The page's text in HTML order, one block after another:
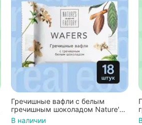
Гречишные вафли с белым
гречишным шоколадом Nature's
own Factory, 18 штук по 20 г
В наличии